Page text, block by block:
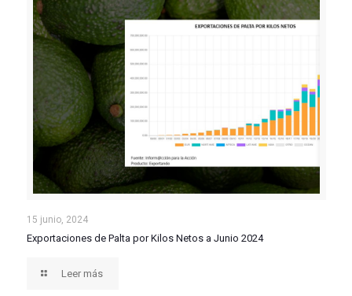
Exportaciones de Palta por Kilos Netos a Junio 2024
15 junio, 2024
Exportaciones de Palta por Kilos Netos a Junio 2024
Leer más